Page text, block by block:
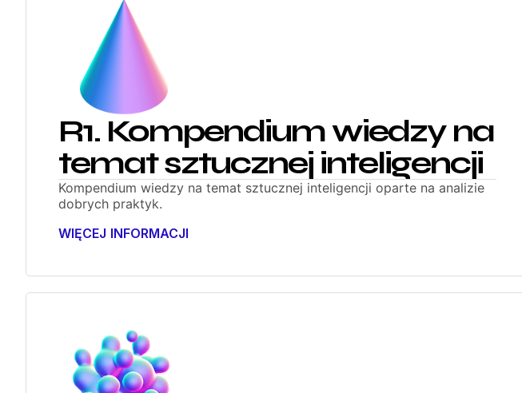
R1. Kompendium wiedzy na
temat sztucznej inteligencji
Kompendium wiedzy na temat sztucznej inteligencji oparte na analizie
dobrych praktyk.
WIĘCEJ INFORMACJI